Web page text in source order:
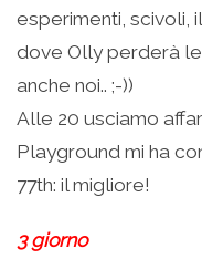
esperimenti, scivoli,
dove Olly perderà
anche noi.. ;-))
Alle 20 usciamo
Playground mi ha
77th: il migliore!
3 giorno